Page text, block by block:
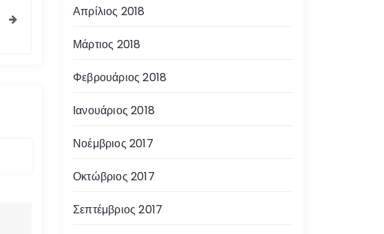
Απρίλιος 2018
Μάρτιος 2018
Φεβρουάριος 2018
Ιανουάριος 2018
Νοέμβριος 2017
Οκτώβριος 2017
Σεπτέμβριος 2017